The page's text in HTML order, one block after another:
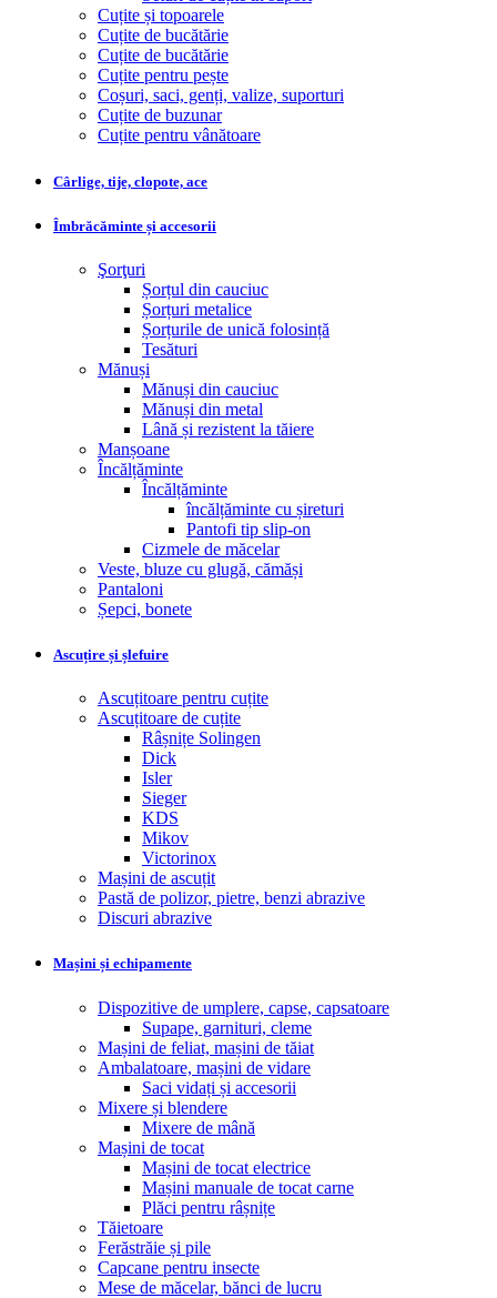
Cuțite și topoarele
Cuțite de bucătărie
Cuțite de bucătărie
Cuțite pentru pește
Coșuri, saci, genți, valize, suporturi
Cuțite de buzunar
Cuțite pentru vânătoare
Cârlige, tije, clopote, ace
Îmbrăcăminte și accesorii
Şorţuri
Șorțul din cauciuc
Șorțuri metalice
Șorțurile de unică folosință
Tesături
Mănuși
Mănuși din cauciuc
Mănuși din metal
Lână și rezistent la tăiere
Manșoane
Încălțăminte
Încălțăminte
încălțăminte cu șireturi
Pantofi tip slip-on
Cizmele de măcelar
Veste, bluze cu glugă, cămăși
Pantaloni
Șepci, bonete
Ascuțire și șlefuire
Ascuțitoare pentru cuțite
Ascuțitoare de cuțite
Râșnițe Solingen
Dick
Isler
Sieger
KDS
Mikov
Victorinox
Mașini de ascuțit
Pastă de polizor, pietre, benzi abrazive
Discuri abrazive
Mașini și echipamente
Dispozitive de umplere, capse, capsatoare
Supape, garnituri, cleme
Mașini de feliat, mașini de tăiat
Ambalatoare, mașini de vidare
Saci vidați și accesorii
Mixere și blendere
Mixere de mână
Mașini de tocat
Mașini de tocat electrice
Mașini manuale de tocat carne
Plăci pentru râșnițe
Tăietoare
Ferăstrăie și pile
Capcane pentru insecte
Mese de măcelar, bănci de lucru